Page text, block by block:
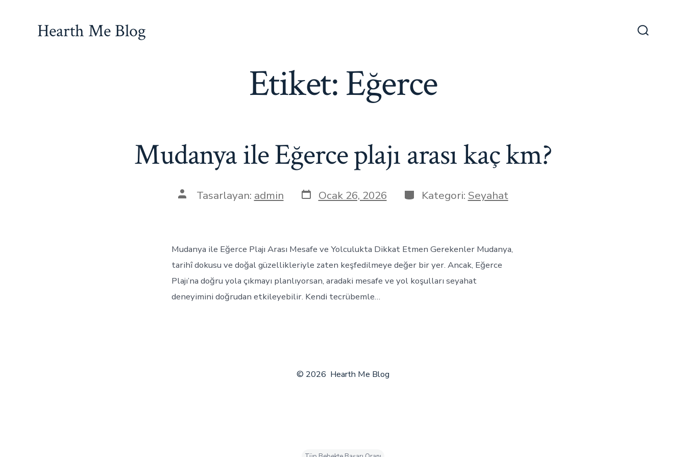
Hearth Me Blog
Etiket:Eğerce
Mudanya ile Eğerce plajı arası kaç km?
YazınınTasarlayan: admin Yazı
tarihi
Ocak 26, 2026 Kategoriler
Kategori: Seyahat
Mudanya ile Eğerce Plajı Arası Mesafe ve Yolculukta Dikkat Etmen Gerekenler Mudanya,
tarihî dokusu ve doğal güzellikleriyle zaten keşfedilmeye değer bir yer. Ancak, Eğerce
Plajı’na doğru yola çıkmayı planlıyorsan, aradaki mesafe ve yol koşulları seyahat
deneyimini doğrudan etkileyebilir. Kendi tecrübemle…
© 2026 Hearth Me Blog